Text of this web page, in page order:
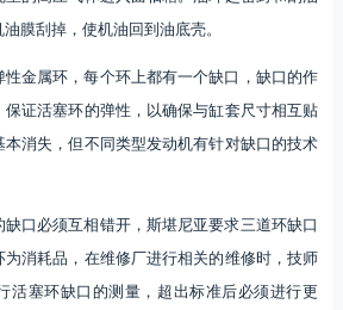
膜刮掉，使机油回到油底壳。
金属环，每个环上都有一个缺口，缺口的作
证活塞环的弹性，以确保与缸套尺寸相互贴
消失，但不同类型发动机有针对缺口的技术
口必须互相错开，斯堪尼亚要求三道环缺口
为消耗品，在维修厂进行相关的维修时，技师
活塞环缺口的测量，超出标准后必须进行更